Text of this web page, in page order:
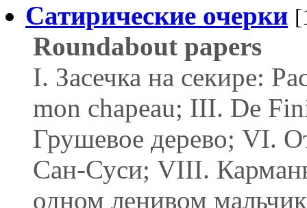
Сатирические очерки
Roundabout papers
I. Засечка на секире:
mon chapeau; III. De
Грушевое дерево; VI.
Сан-Суси; VIII.
одном ленивом